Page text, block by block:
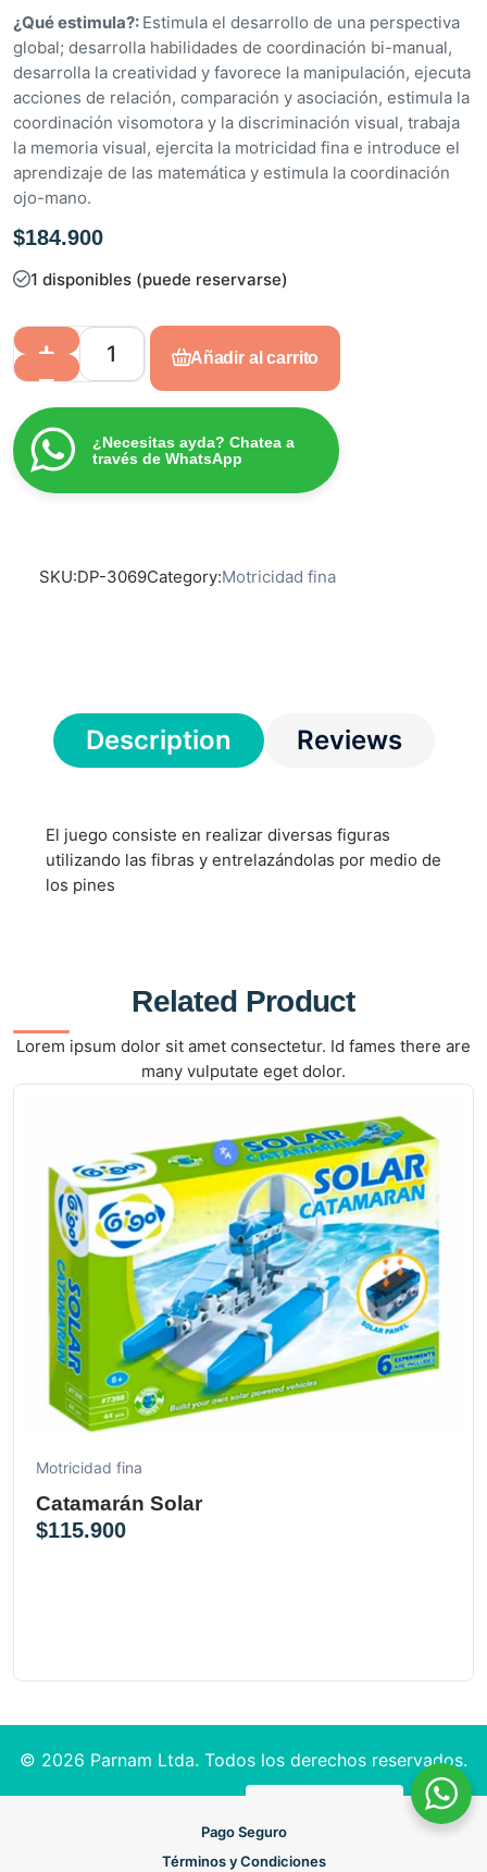
¿Qué estimula?: Estimula el desarrollo de una perspectiva
global; desarrolla habilidades de coordinación bi-manual,
desarrolla la creatividad y favorece la manipulación, ejecuta
acciones de relación, comparación y asociación, estimula la
coordinación visomotora y la discriminación visual, trabaja
la memoria visual, ejercita la motricidad fina e introduce el
aprendizaje de las matemática y estimula la coordinación
ojo-mano.
$184.900
1 disponibles (puede reservarse)
Añadir al carrito
¿Necesitas ayda? Chatea a
través de WhatsApp
SKU:DP-3069Category:Motricidad fina
Description Reviews
El juego consiste en realizar diversas figuras
utilizando las fibras y entrelazándolas por medio de
los pines
Related Product
Lorem ipsum dolor sit amet consectetur. Id fames there are
many vulputate eget dolor.
Motricidad fina
Catamarán Solar
$115.900
© 2026 Parnam Ltda. Todos los derechos reservados.
Pago Seguro
Términos y Condiciones